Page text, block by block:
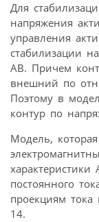
Для
напряжения
управления
стабилизации
АВ. Причем
внешний по
Поэтому в
контур по
Модель,
постоянного
проекциям тока
14.